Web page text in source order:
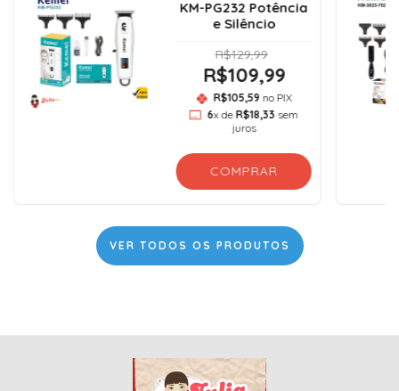
KM-PG232 Potência
e Silêncio
R$129,99
R$109,99
R$105,59 no PIX
6x de R$18,33 sem
juros
COMPRAR
VER TODOS OS PRODUTOS